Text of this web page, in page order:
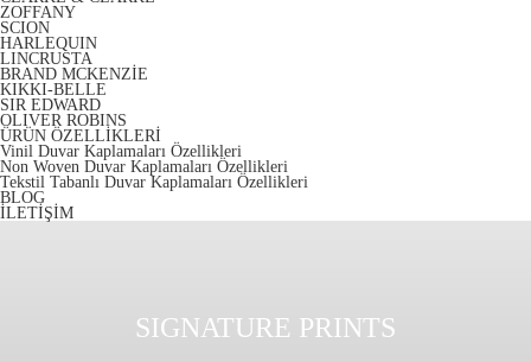
ZOFFANY
SCION
HARLEQUIN
LINCRUSTA
BRAND MCKENZİE
KIKKI-BELLE
SIR EDWARD
OLIVER ROBINS
ÜRÜN ÖZELLİKLERİ
Vinil Duvar Kaplamaları Özellikleri
Non Woven Duvar Kaplamaları Özellikleri
Tekstil Tabanlı Duvar Kaplamaları Özellikleri
BLOG
İLETİŞİM
SIGNATURE PRINTS